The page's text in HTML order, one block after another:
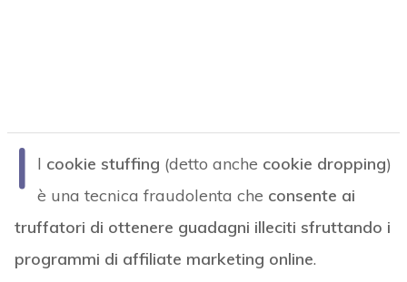
I l cookie stuffing (detto anche cookie dropping)
è una tecnica fraudolenta che consente ai
truffatori di ottenere guadagni illeciti sfruttando i
programmi di affiliate marketing online.